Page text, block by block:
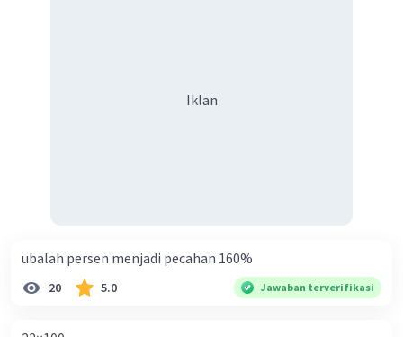
Iklan
ubalah persen menjadi pecahan 160%
20 5.0 Jawaban terverifikasi